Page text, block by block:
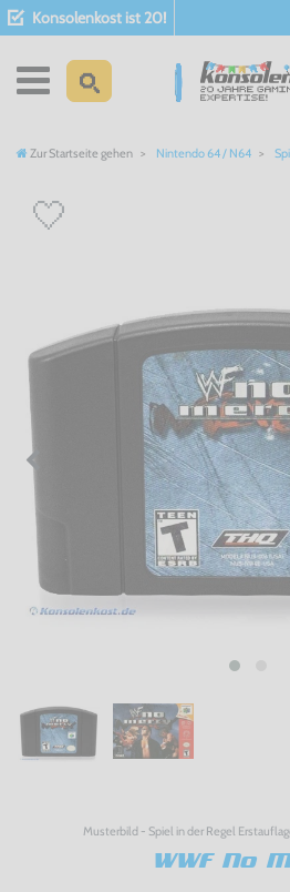
Konsolenkost ist 20!
Zur Startseite gehen Nintendo 64 / N64
Musterbild - Spiel in der Regel
WWF No